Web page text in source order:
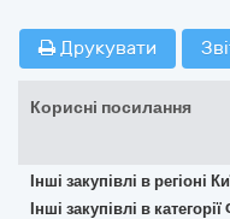
Друкувати
Корисні посилання
Інші закупівлі в регіоні
Інші закупівлі в